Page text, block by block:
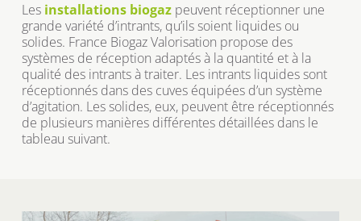
Les installations biogaz peuvent réceptionner une
grande variété d’intrants, qu’ils soient liquides ou
solides. France Biogaz Valorisation propose des
systèmes de réception adaptés à la quantité et à la
qualité des intrants à traiter. Les intrants liquides sont
réceptionnés dans des cuves équipées d’un système
d’agitation. Les solides, eux, peuvent être réceptionnés
de plusieurs manières différentes détaillées dans le
tableau suivant.